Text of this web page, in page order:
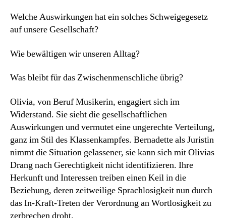
Welche Auswirkungen hat ein solches Schweigegesetz
auf unsere Gesellschaft?
Wie bewältigen wir unseren Alltag?
Was bleibt für das Zwischenmenschliche übrig?
Olivia, von Beruf Musikerin, engagiert sich im
Widerstand. Sie sieht die gesellschaftlichen
Auswirkungen und vermutet eine ungerechte Verteilung,
ganz im Stil des Klassenkampfes. Bernadette als Juristin
nimmt die Situation gelassener, sie kann sich mit Olivias
Drang nach Gerechtigkeit nicht identifizieren. Ihre
Herkunft und Interessen treiben einen Keil in die
Beziehung, deren zeitweilige Sprachlosigkeit nun durch
das In-Kraft-Treten der Verordnung an Wortlosigkeit zu
zerbrechen droht.